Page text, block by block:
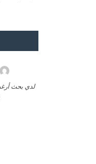
لدي بحث